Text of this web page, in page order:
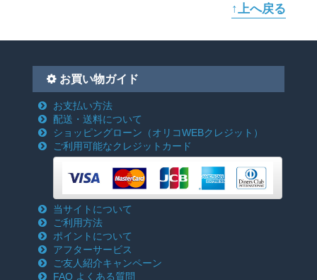
↑上へ戻る
お買い物ガイド
お支払い方法
配送・送料について
ショッピングローン （オリコWEBクレジット）
ご利用可能なクレジットカード
当サイトについて
ご利用方法
ポイントについて
アフターサービス
ご友人紹介キャンペーン
FAQ よくある質問